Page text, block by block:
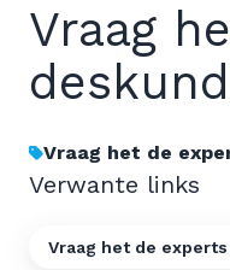
Vraag
Vraag het de
Verwante links
Vraag het de experts